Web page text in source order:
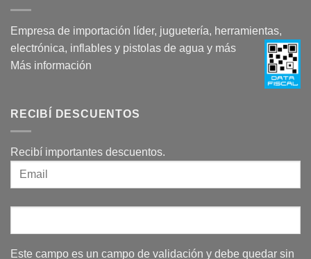
Empresa de importación líder, juguetería, herramientas,
electrónica, inflables y pistolas de agua y más
Más información
RECIBÍ DESCUENTOS
Recibí importantes descuentos.
Este campo es un campo de validación y debe quedar sin